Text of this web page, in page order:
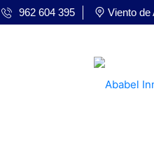
962 604 395 Viento de